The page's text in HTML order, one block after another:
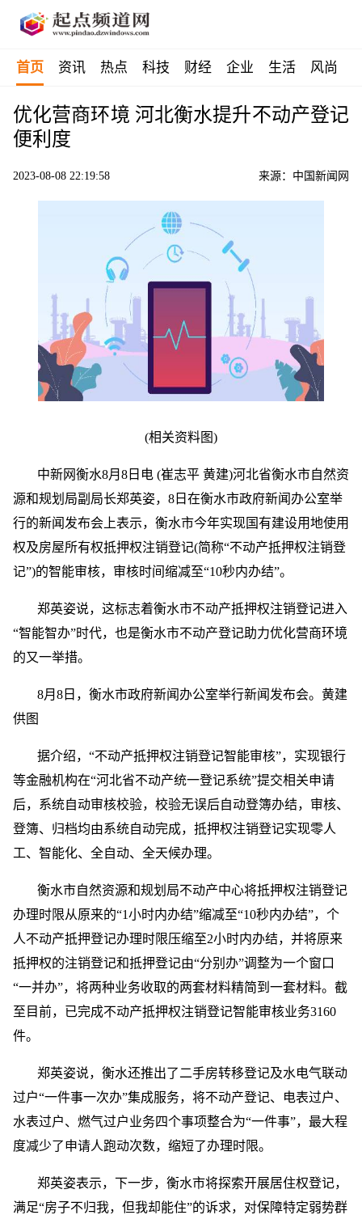
首页 资讯 热点 科技 财经 企业 生活 风尚
优化营商环境 河北衡水提升不动产登记
便利度
2023-08-08 22:19:58 来源：中国新闻网
(相关资料图)
中新网衡水8月8日电 (崔志平 黄建)河北省衡水市自然资
源和规划局副局长郑英姿，8日在衡水市政府新闻办公室举
行的新闻发布会上表示，衡水市今年实现国有建设用地使用
权及房屋所有权抵押权注销登记(简称“不动产抵押权注销登
记”)的智能审核，审核时间缩减至“10秒内办结”。
郑英姿说，这标志着衡水市不动产抵押权注销登记进入
“智能智办”时代，也是衡水市不动产登记助力优化营商环境
的又一举措。
8月8日，衡水市政府新闻办公室举行新闻发布会。黄建
供图
据介绍，“不动产抵押权注销登记智能审核”，实现银行
等金融机构在“河北省不动产统一登记系统”提交相关申请
后，系统自动审核校验，校验无误后自动登簿办结，审核、
登簿、归档均由系统自动完成，抵押权注销登记实现零人
工、智能化、全自动、全天候办理。
衡水市自然资源和规划局不动产中心将抵押权注销登记
办理时限从原来的“1小时内办结”缩减至“10秒内办结”，个
人不动产抵押登记办理时限压缩至2小时内办结，并将原来
抵押权的注销登记和抵押登记由“分别办”调整为一个窗口
“一并办”，将两种业务收取的两套材料精简到一套材料。截
至目前，已完成不动产抵押权注销登记智能审核业务3160
件。
郑英姿说，衡水还推出了二手房转移登记及水电气联动
过户“一件事一次办”集成服务，将不动产登记、电表过户、
水表过户、燃气过户业务四个事项整合为“一件事”，最大程
度减少了申请人跑动次数，缩短了办理时限。
郑英姿表示，下一步，衡水市将探索开展居住权登记，
满足“房子不归我，但我却能住”的诉求，对保障特定弱势群